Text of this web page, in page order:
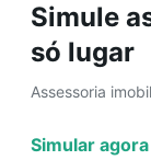
Simule
só lugar
Assessoria
Simular agora